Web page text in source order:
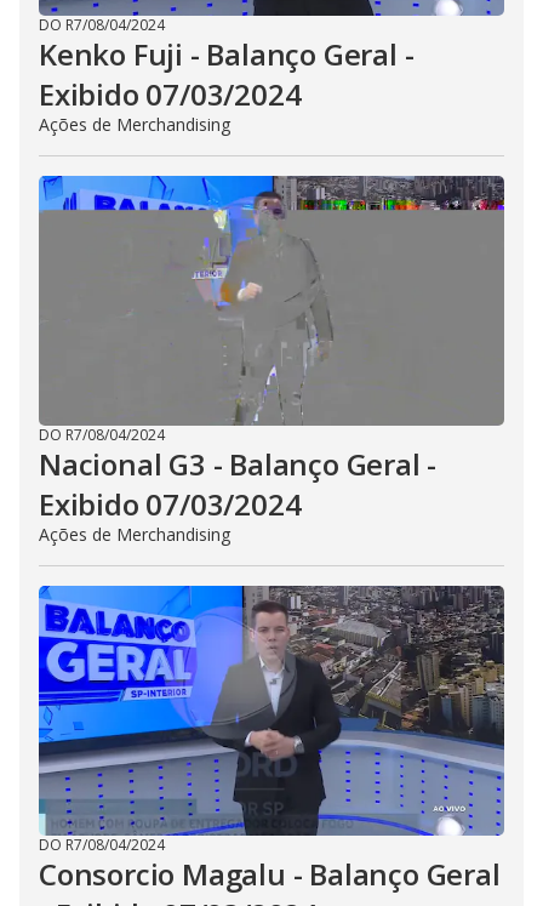
DO R7/08/04/2024
Kenko Fuji - Balanço Geral -
Exibido 07/03/2024
Ações de Merchandising
DO R7/08/04/2024
Nacional G3 - Balanço Geral -
Exibido 07/03/2024
Ações de Merchandising
DO R7/08/04/2024
Consorcio Magalu - Balanço Geral